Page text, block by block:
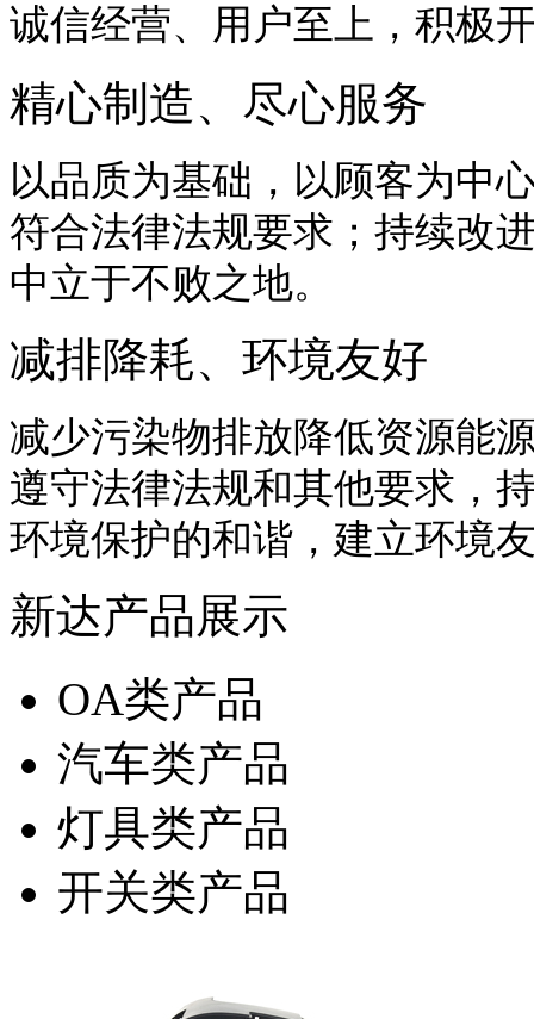
诚信经营、用户至上，积极
精心制造、尽心服务
以品质为基础，以顾客为中
符合法律法规要求；持续改
中立于不败之地。
减排降耗、环境友好
减少污染物排放降低资源能
遵守法律法规和其他要求，
环境保护的和谐，建立环境
新达产品展示
OA类产品
汽车类产品
灯具类产品
开关类产品